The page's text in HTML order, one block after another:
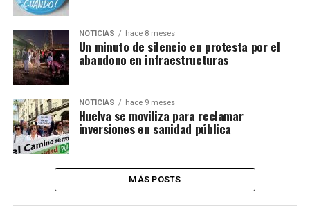
NOTICIAS hace 8 meses
Un minuto de silencio en protesta por el
abandono en infraestructuras
NOTICIAS hace 9 meses
Huelva se moviliza para reclamar
inversiones en sanidad pública
MÁS POSTS